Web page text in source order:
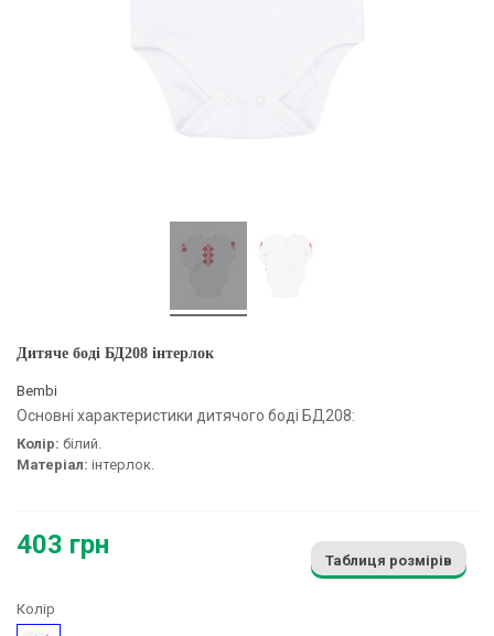
Дитяче боді БД208 інтерлок
Bembi
Основні характеристики дитячого боді БД208:
Колір: білий.
Матеріал: інтерлок.
403 грн
Таблиця розмірів
Колір